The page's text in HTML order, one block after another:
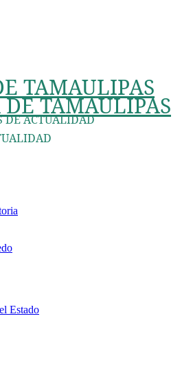
TAMAULIPAS
DE ACTUALIDAD
DE TAMAULIPAS
Estado